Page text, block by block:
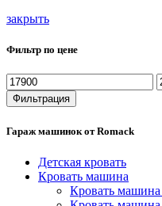
закрыть
Фильтр по цене
Минимальная
цена
Фильтрация
Гараж машинок от Romack
Детская кровать
Кровать машина
Кровать